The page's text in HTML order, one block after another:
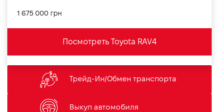
1 675 000 грн
Посмотреть Toyota RAV4
Трейд-Ин/Обмен транспорта
Выкуп автомобиля